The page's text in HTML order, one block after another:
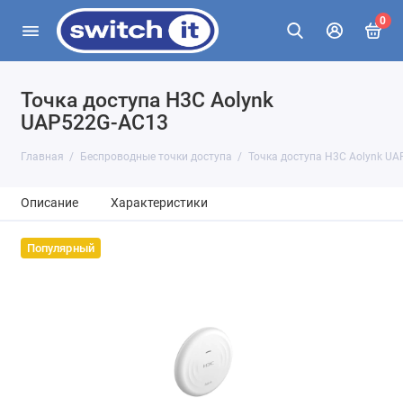
0
Точка доступа H3C Aolynk
UAP522G-AC13
Главная Беспроводные точки доступа Точка доступа H3C Aolynk
Описание Характеристики
Популярный